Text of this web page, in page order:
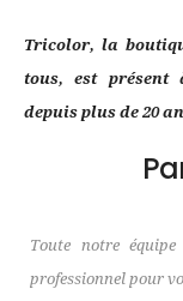
Toute notre
professionnel pour
Tricolor, la
tous, est
depuis plus de 20